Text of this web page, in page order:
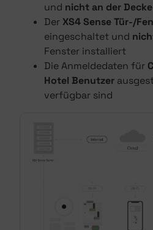
und nicht an der
Der XS4 Sense Tür-/
eingeschaltet und
Fenster installiert
Die Anmeldedaten für
Hotel Benutzer
verfügbar sind